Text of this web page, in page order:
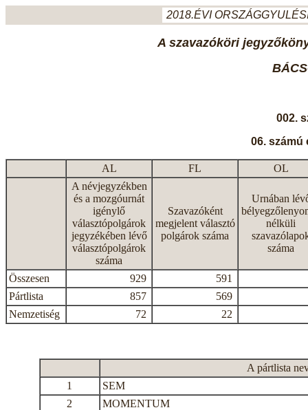
2018.ÉVI
A szavazóköri
002.
06. számú
AL FL
OL
A névjegyzékben
és a mozgóurnát
igénylő
választópolgárok
jegyzékében lévő
választópolgárok
száma
Szavazóként
megjelent választó
polgárok száma
Urnában
nélküli
száma
Összesen 929
591
Pártlista
857
569
Nemzetiség
72 22
A pártlista
1
SEM
2
MOMENTUM